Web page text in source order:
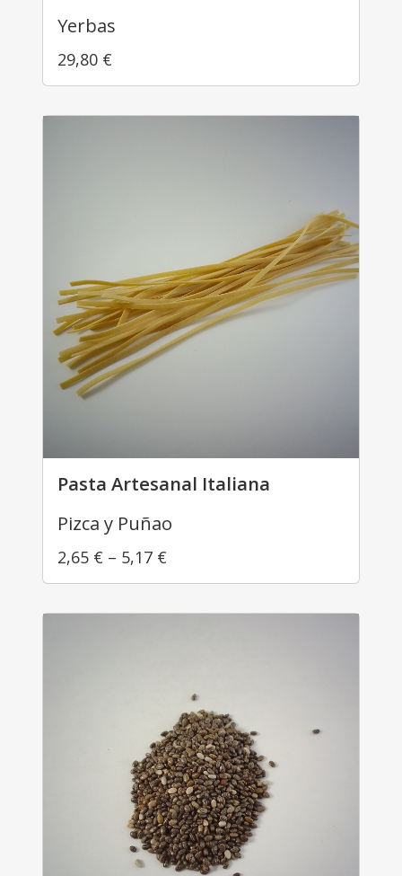
Yerbas
29,80 €
Pasta Artesanal Italiana
Pizca y Puñao
2,65 € – 5,17 €